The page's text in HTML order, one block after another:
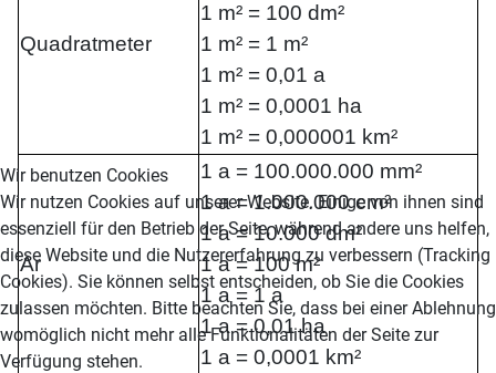
Quadratmeter
1 m² = 100 dm²
1 m² = 1 m²
1 m² = 0,01 a
1 m² = 0,0001 ha
1 m² = 0,000001 km²
Ar
1 a = 100.000.000 mm²
1 a = 1.000.000 cm²
1 a = 10.000 dm²
1 a = 100 m²
1 a = 1 a
1 a = 0,01 ha
1 a = 0,0001 km²
Wir benutzen Cookies
Wir nutzen Cookies auf unserer Website. Einige von ihnen sind
essenziell für den Betrieb der Seite, während andere uns helfen,
diese Website und die Nutzererfahrung zu verbessern (Tracking
Cookies). Sie können selbst entscheiden, ob Sie die Cookies
zulassen möchten. Bitte beachten Sie, dass bei einer Ablehnung
womöglich nicht mehr alle Funktionalitäten der Seite zur
Verfügung stehen.